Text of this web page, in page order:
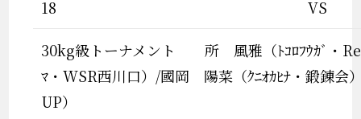
18 VS
30kg級トーナメント 所 風雅（ﾄｺﾛﾌｳｶﾞ・
ﾏ・WSR西川口）/國岡 陽菜（ｸﾆｵｶﾋﾅ・鍛錬会
UP）